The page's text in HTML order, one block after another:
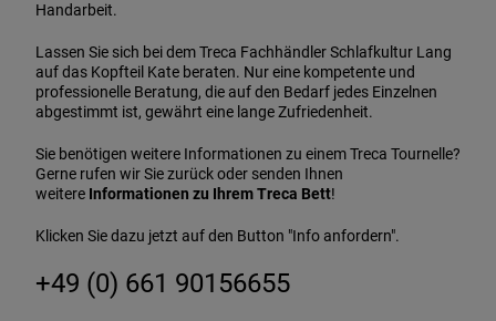
Handarbeit.
Lassen Sie sich bei dem Treca Fachhändler Schlafkultur Lang
auf das Kopfteil Kate beraten. Nur eine kompetente und
professionelle Beratung, die auf den Bedarf jedes Einzelnen
abgestimmt ist, gewährt eine lange Zufriedenheit.
Sie benötigen weitere Informationen zu einem Treca Tournelle?
Gerne rufen wir Sie zurück oder senden Ihnen
weitere Informationen zu Ihrem Treca Bett!
Klicken Sie dazu jetzt auf den Button "Info anfordern".
+49 (0) 661 90156655